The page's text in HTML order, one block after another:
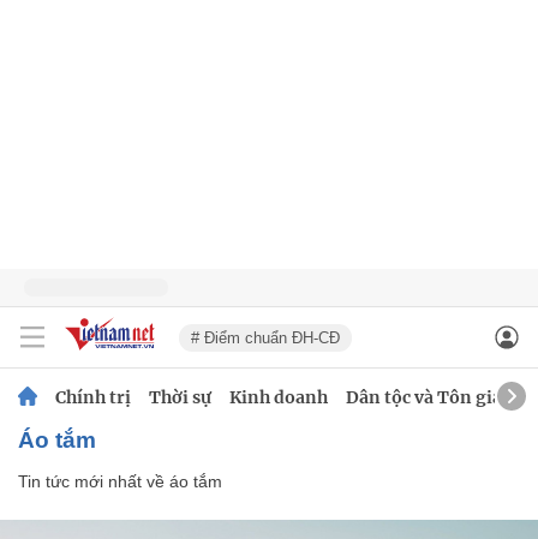
# Điểm chuẩn ĐH-CĐ
Chính trị Thời sự Kinh doanh Dân tộc và Tôn giáo
áo tắm
Tin tức mới nhất về áo tắm